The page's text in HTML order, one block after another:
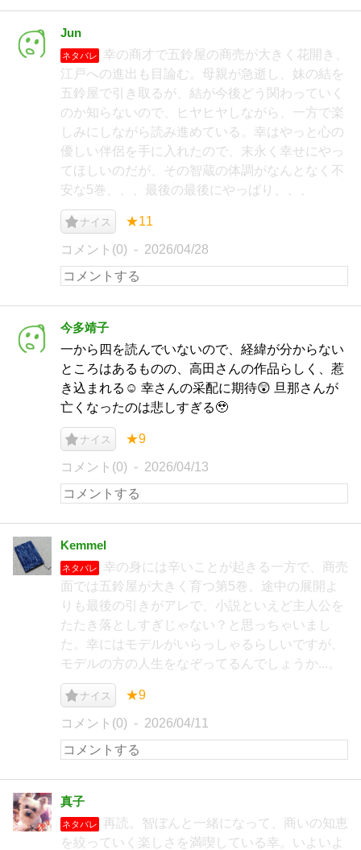
Jun
ネタバレ
幸の商才で五鈴屋の商売が大きく花開き、
江戸への進出も目論む。母親が急逝し、妹の結を
五鈴屋で引き取るが、結が今後どう関わっていく
のか知らないので、ヒヤヒヤしながら、一方で楽
しみにしながら読み進めている。幸はやっと心の
優しい伴侶を手に入れたので、末永く幸せにやっ
てほしいのだが、その智蔵の体調がなんとなく不
安な5巻、、、最後の最後にやっぱり、、、
ナイス ★11
コメント(0) 2026/04/28
今多靖子
一から四を読んでいないので、経緯が分からない
ところはあるものの、高田さんの作品らしく、惹
き込まれる☺️ 幸さんの采配に期待😲 旦那さんが
亡くなったのは悲しすぎる🥹
ナイス ★9
コメント(0) 2026/04/13
Kemmel
ネタバレ
幸の身には辛いことが起きる一方で、商売
面では五鈴屋が大きく育つ第5巻。途中の展開よ
りも最後の引きがアレで、小説といえど主人公を
たたき落としすぎじゃない？と思っちゃいまし
た。幸にはモデルがいらっしゃるらしいですが、
モデルの方の人生をなぞってるんでしょうか...。
ナイス ★9
コメント(0) 2026/04/11
真子
ネタバレ
再読。智ぼんと一緒になって、商いの知恵
を絞っていく楽しさを満喫している幸。いよいよ